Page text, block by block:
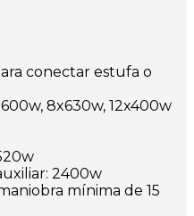
conectar estufa o
8x630w, 12x400w
2400w
mínima de 15